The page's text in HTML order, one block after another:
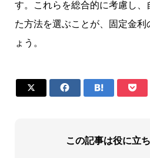
す。これらを総合的に考慮し、
た方法を選ぶことが、固定金利
ょう。
   
この記事は役に立